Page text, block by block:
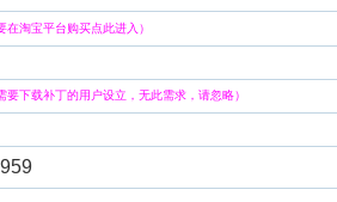
在淘宝平台购买点此进入）
要下载补丁的用户设立，无此需求，请忽略）